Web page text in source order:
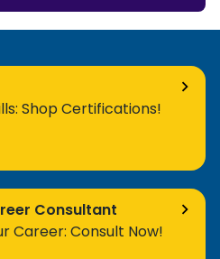
Shop Certifications!
Consultant
Career: Consult Now!